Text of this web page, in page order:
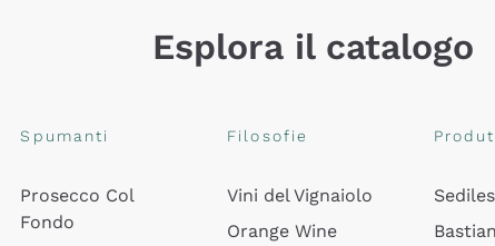
Esplora il catalogo
Spumanti
Prosecco Col
Fondo
Filosofie
Vini del Vignaiolo
Orange Wine